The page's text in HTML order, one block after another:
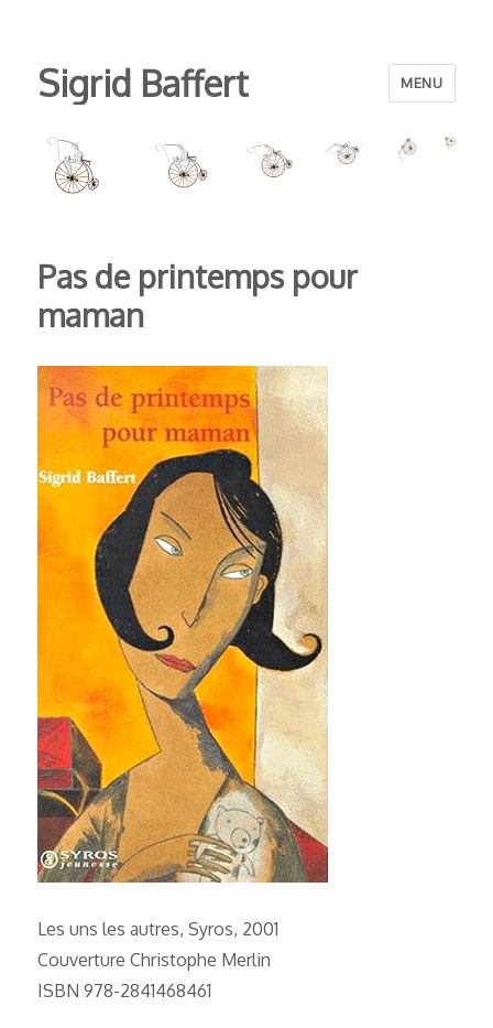
Sigrid Baffert MENU
Pas de printemps pour
maman
Les uns les autres, Syros, 2001
Couverture Christophe Merlin
ISBN 978-2841468461